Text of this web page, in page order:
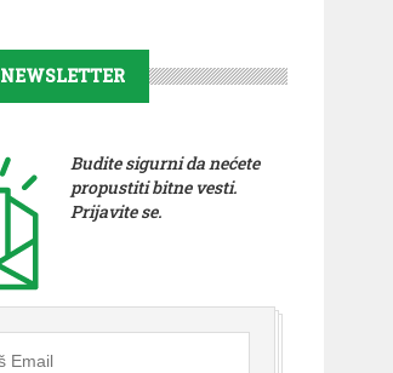
NEWSLETTER
Budite sigurni da nećete
propustiti bitne vesti.
Prijavite se.